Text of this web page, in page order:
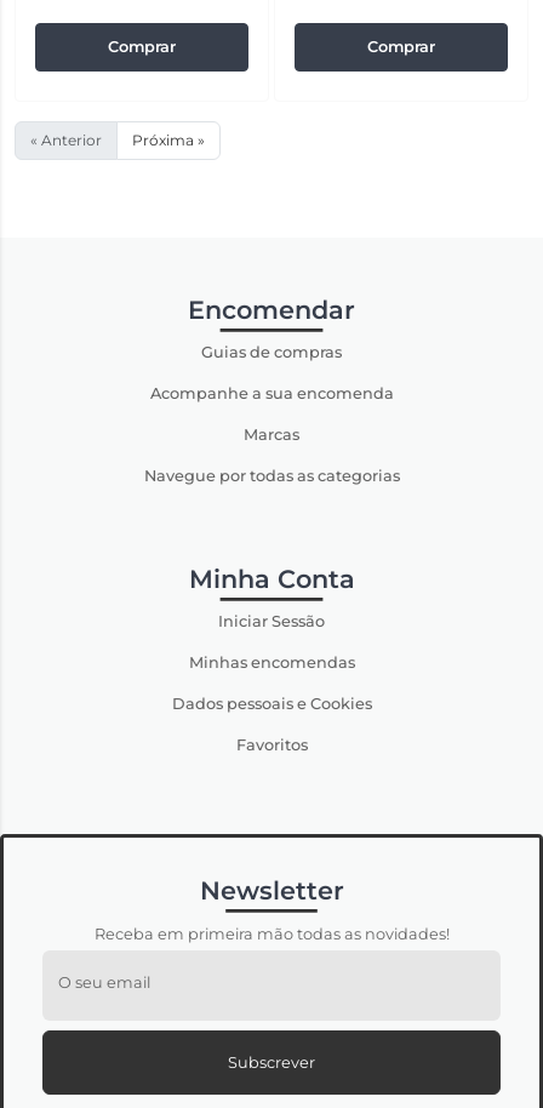
Comprar Comprar
« Anterior Próxima »
Encomendar
Guias de compras
Acompanhe a sua encomenda
Marcas
Navegue por todas as categorias
Minha Conta
Iniciar Sessão
Minhas encomendas
Dados pessoais e Cookies
Favoritos
Newsletter
Receba em primeira mão todas as novidades!
O seu email
Subscrever